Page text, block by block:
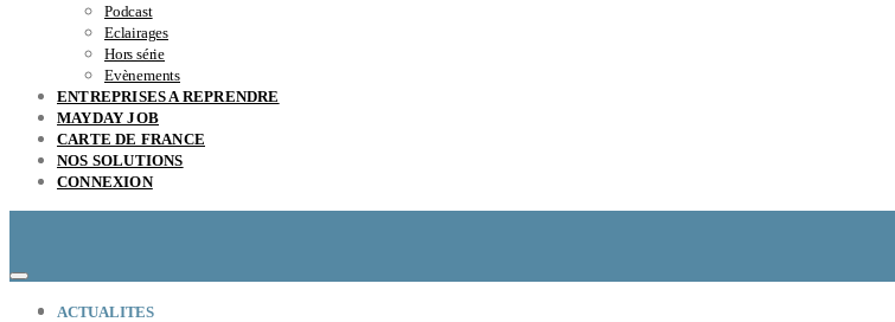
Podcast
Eclairages
Hors série
Evènements
ENTREPRISES A REPRENDRE
MAYDAY JOB
CARTE DE FRANCE
NOS SOLUTIONS
CONNEXION
CONCEPT
ACTUALITES